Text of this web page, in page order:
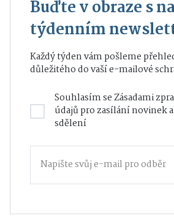
Buďte v obraze s
týdenním
Každý týden vám pošleme
důležitého do vaší e-mailové
Souhlasím seZásadami
údajůpro zasílání novinek
sdělení